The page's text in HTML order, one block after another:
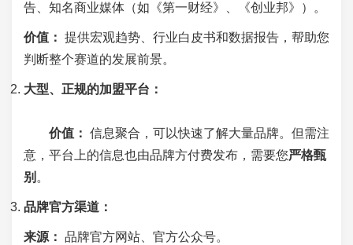
告、知名商业媒体（如《第一财经》、《创业邦》）。
价值： 提供宏观趋势、行业白皮书和数据报告，帮助您
判断整个赛道的发展前景。
大型、正规的加盟平台：
价值： 信息聚合，可以快速了解大量品牌。但需注
意，平台上的信息也由品牌方付费发布，需要您严格甄
别 。
品牌官方渠道：
来源： 品牌官方网站、官方公众号。